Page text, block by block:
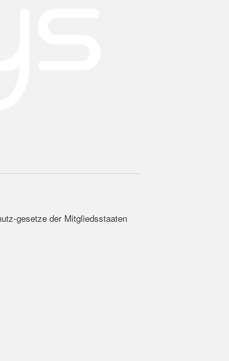
gesetze der Mitgliedsstaaten